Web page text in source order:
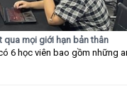
qua mọi giới hạn bản thân
6 học viên bao gồm những